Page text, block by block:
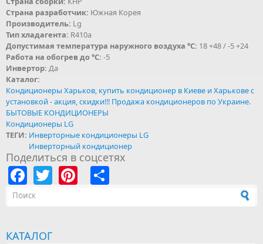
Страна разработчик: Южная Корея
Производитель: Lg
Тип хладагента: R410a
Допустимая температура наружного воздуха °С: 18 +48 / -5 +24
Работа на обогрев до °С: -5
Инвертор: Да
Каталог:
Кондиционеры Харьков, купить кондиционер в Киеве и Харькове с
установкой - акция, скидки!!! Продажа кондиционеров по Украине.
БЫТОВЫЕ КОНДИЦИОНЕРЫ
Кондиционеры LG
ТЕГИ: Инверторные кондиционеры LG
Инверторный кондиционер
Поделиться в соцсетях
Facebook
TwitterPinterest
Форма поиска
КАТАЛОГ